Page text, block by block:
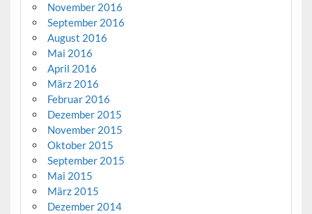
November 2016
September 2016
August 2016
Mai 2016
April 2016
März 2016
Februar 2016
Dezember 2015
November 2015
Oktober 2015
September 2015
Mai 2015
März 2015
Dezember 2014